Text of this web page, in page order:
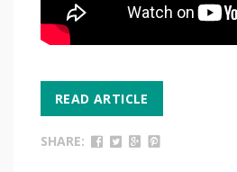
READ ARTICLE
SHARE: